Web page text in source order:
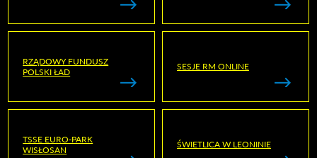
RZĄDOWY FUNDUSZ
POLSKI ŁAD
SESJE RM ONLINE
TSSE EURO-PARK
WISŁOSAN
ŚWIETLICA W LEONINIE